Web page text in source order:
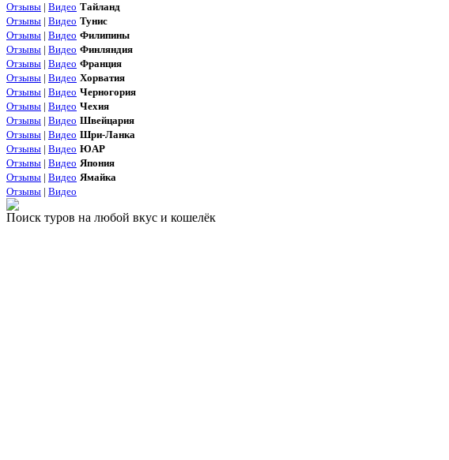
Отзывы | Видео Тайланд
Отзывы | Видео Тунис
Отзывы | Видео Филипины
Отзывы | Видео Финляндия
Отзывы | Видео Франция
Отзывы | Видео Хорватия
Отзывы | Видео Черногория
Отзывы | Видео Чехия
Отзывы | Видео Швейцария
Отзывы | Видео Шри-Ланка
Отзывы | Видео ЮАР
Отзывы | Видео Япония
Отзывы | Видео Ямайка
Отзывы | Видео
Поиск туров на любой вкус и кошелёк